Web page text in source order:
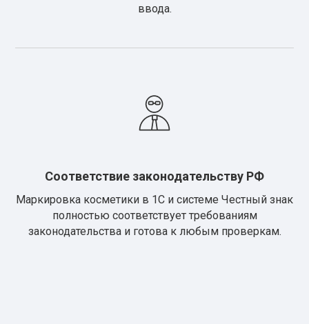
ввода.
Соответствие законодательству РФ
Маркировка косметики в 1С и системе Честный знак
полностью соответствует требованиям
законодательства и готова к любым проверкам.